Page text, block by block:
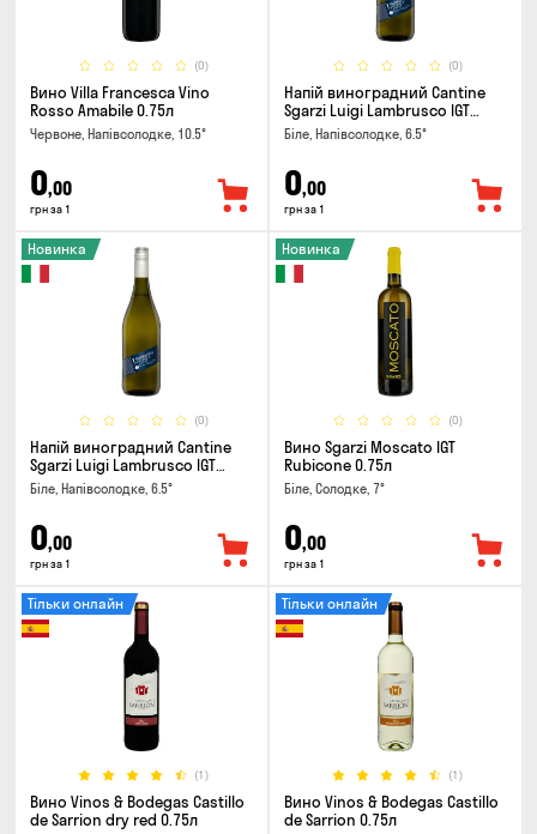
(0)
Вино Villa Francesca Vino
Rosso Amabile 0.75л
Червоне, Напівсолодке, 10.5°
0,00
грн за 1
(0)
Напій виноградний Cantine
Sgarzi Luigi Lambrusco IGT
Emilia Bianca Frizziante 0.75л
Біле, Напівсолодке, 6.5°
0,00
грн за 1
(0)
Новинка
Напій виноградний Cantine
Sgarzi Luigi Lambrusco IGT
Emilia Bianca Frizziante 0.75л
Біле, Напівсолодке, 6.5°
0,00
грн за 1
(0)
Новинка
Вино Sgarzi Moscato IGT
Rubicone 0.75л
Біле, Солодке, 7°
0,00
грн за 1
(1)
Тільки онлайн
Вино Vinos & Bodegas Castillo
de Sarrion dry red 0.75л
(1)
Тільки онлайн
Вино Vinos & Bodegas Castillo
de Sarrion 0.75л